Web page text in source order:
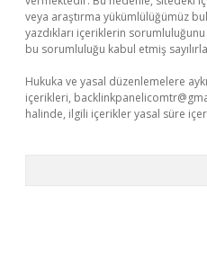
veya araştırma yükümlülüğümüz
yazdıkları içeriklerin
bu sorumluluğu kabul etmiş
Hukuka ve yasal düzenlemelere
içerikleri,
halinde, ilgili içerikler yasal süre